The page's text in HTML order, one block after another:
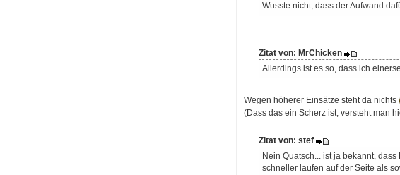
Wusste nicht, dass der Aufwand
Zitat von: MrChicken
Allerdings ist es so, dass ich
Wegen höherer Einsätze steht da nichts
(Dass das ein Scherz ist, versteht man
Zitat von: stef
Nein Quatsch... ist ja bekannt,
schneller laufen auf der Seite als